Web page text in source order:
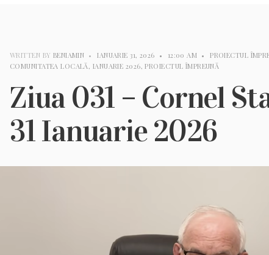
WRITTEN BY BENIAMIN • IANUARIE 31, 2026 • 12:00 AM • PROIECTUL
COMUNITATEA LOCALĂ, IANUARIE 2026,PROIECTUL ÎMPREUNĂ
Ziua 031 – Cornel
31 Ianuarie 2026